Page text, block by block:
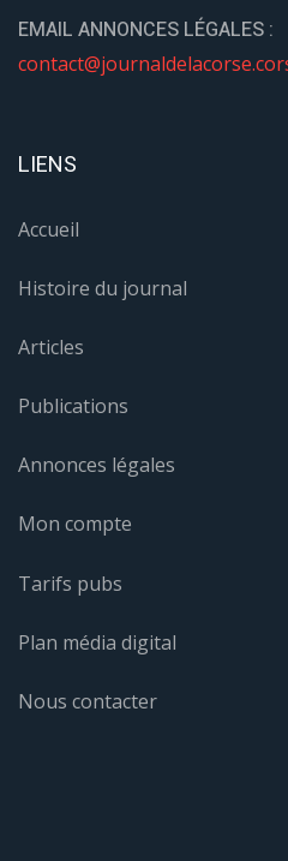
EMAIL ANNONCES LÉGALES :
LIENS
Accueil
Histoire du journal
Articles
Publications
Annonces légales
Mon compte
Tarifs pubs
Plan média digital
Nous contacter